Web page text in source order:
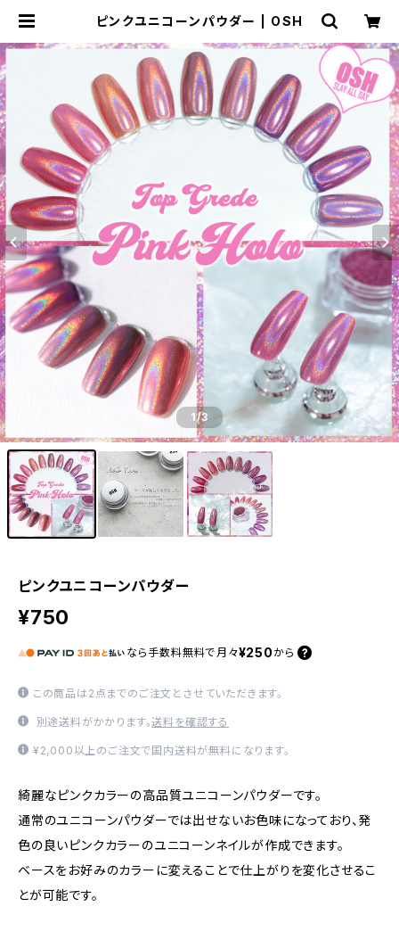
ピンクユニコーンパウダー | OSH
1/3
ピンクユニコーンパウダー
¥750
なら 手数料無料で 月々¥250 から
この商品は2点までのご注文とさせていただきます。
別途送料がかかります。送料を確認する
¥2,000以上のご注文で国内送料が無料になります。
綺麗なピンクカラーの高品質ユニコーンパウダーです。
通常のユニコーンパウダーでは出せないお色味になっており、発
色の良いピンクカラーのユニコーンネイルが作成できます。
ベースをお好みのカラーに変えることで仕上がりを変化させるこ
とが可能です。